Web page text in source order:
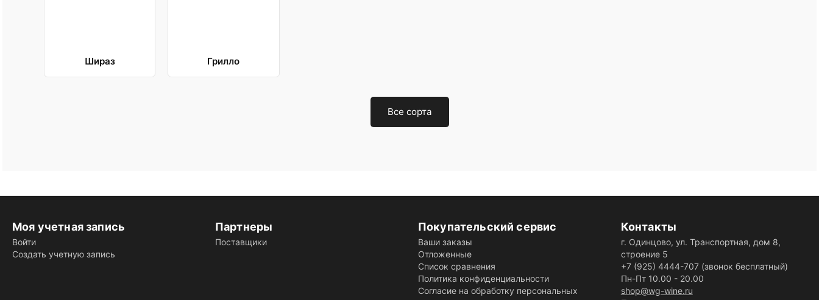
Шираз Грилло
Все сорта
Моя учетная запись
Войти
Создать учетную запись
Партнеры
Поставщики
Покупательский сервис
Ваши заказы
Отложенные
Список сравнения
Политика конфиденциальности
Согласие на обработку персональных
Контакты
г. Одинцово, ул. Транспортная, дом 8,
строение 5
+7 (925) 4444-707(звонок бесплатный)
Пн-Пт 10.00 - 20.00
shop@wg-wine.ru